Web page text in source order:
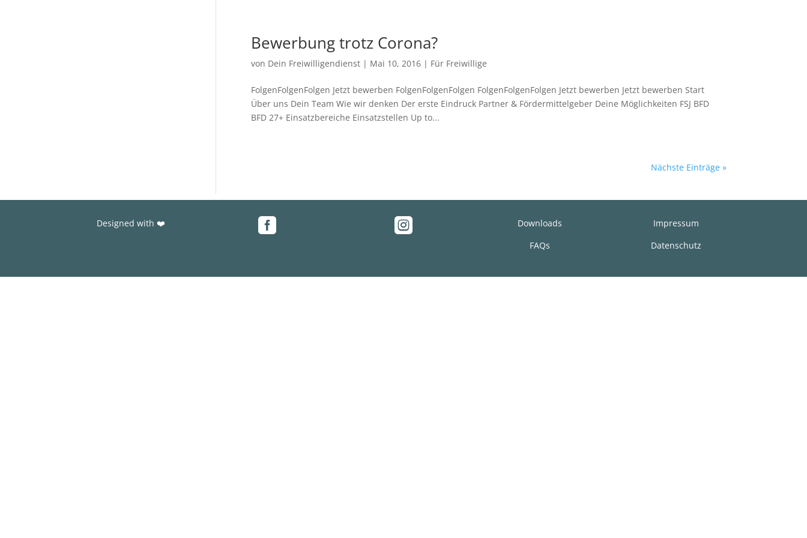
Bewerbung trotz Corona?
von Dein Freiwilligendienst| Mai 10, 2016| Für Freiwillige
FolgenFolgenFolgen Jetzt bewerben FolgenFolgenFolgen FolgenFolgenFolgen Jetzt bewerben Jetzt bewerben Start
Über uns Dein Team Wie wir denken Der erste Eindruck Partner & Fördermittelgeber Deine Möglichkeiten FSJ BFD
BFD 27+ Einsatzbereiche Einsatzstellen Up to...
Nächste Einträge »
Designed with ❤️  
Downloads
FAQs
Impressum
Datenschutz